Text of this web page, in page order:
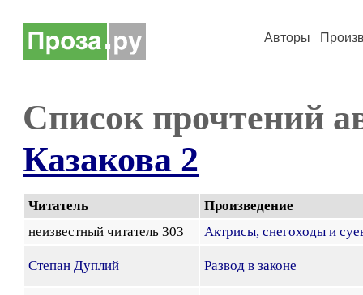
Авторы
Список прочтений
Казакова 2
Читатель
Произведение
неизвестный читатель 303
Актрисы, снегоходы и
Степан Дуплий Развод в законе